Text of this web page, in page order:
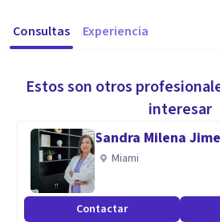
Consultas Experiencia
Estos son otros
interesar
Sandra Milena
Miami
Contactar